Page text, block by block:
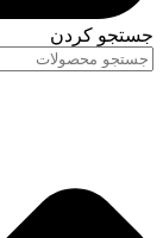
جستجو کردن